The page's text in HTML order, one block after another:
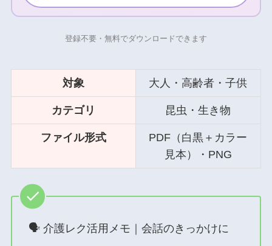
登録不要・無料でダウンロードできます
対象 大人・高齢者・子供
カテゴリ 昆虫・生き物
ファイル形式
PDF（白黒＋カラー
見本）・PNG
🗣 介護レク活用メモ｜会話のきっかけに